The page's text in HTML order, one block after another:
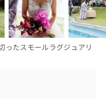
ったスモールラグジュアリ